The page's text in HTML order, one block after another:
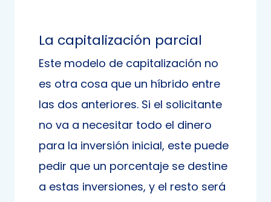
La capitalización parcial
Este modelo de capitalización no
es otra cosa que un híbrido entre
las dos anteriores. Si el solicitante
no va a necesitar todo el dinero
para la inversión inicial, este puede
pedir que un porcentaje se destine
a estas inversiones, y el resto será